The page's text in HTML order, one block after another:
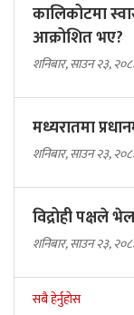
कालिकोटमा
आक्रोशित भए?
शनिबार, साउन २३,
मध्यरातमा
शनिबार, साउन २३,
विद्रोही पक्षले
शनिबार, साउन २३,
सबै हेर्नुहोस